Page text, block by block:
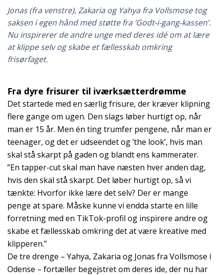
Jonas (fra venstre), Zakaria og Yahya fra Vollsmose tog
saksen i egen hånd med støtte fra ’Godt-i-gang-kassen’.
Nu inspirerer de andre unge med deres idé om at lære
at klippe selv og skabe et fællesskab omkring
frisørfaget.
Fra dyre frisurer til iværksætterdrømme
Det startede med en særlig frisure, der kræver klipning
flere gange om ugen. Den slags løber hurtigt op, når
man er 15 år. Men én ting trumfer pengene, når man er
teenager, og det er udseendet og ’the look’, hvis man
skal stå skarpt på gaden og blandt ens kammerater.
”En tapper-cut skal man have næsten hver anden dag,
hvis den skal stå skarpt. Det løber hurtigt op, så vi
tænkte: Hvorfor ikke lære det selv? Der er mange
penge at spare. Måske kunne vi endda starte en lille
forretning med en TikTok-profil og inspirere andre og
skabe et fællesskab omkring det at være kreative med
klipperen.”
De tre drenge – Yahya, Zakaria og Jonas fra Vollsmose i
Odense – fortæller begejstret om deres ide, der nu har